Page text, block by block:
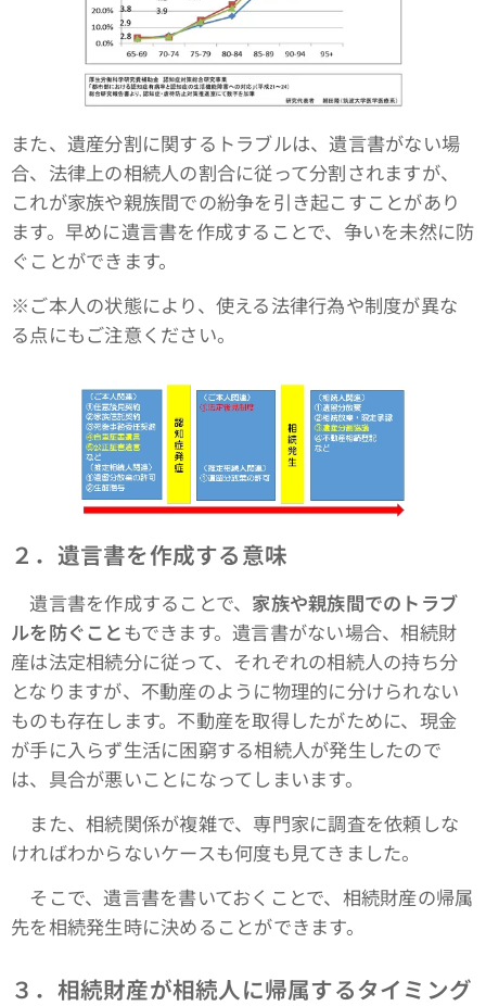
また、遺産分割に関するトラブルは、遺言書がない場
合、法律上の相続人の割合に従って分割されますが、
これが家族や親族間での紛争を引き起こすことがあり
ます。早めに遺言書を作成することで、争いを未然に防
ぐことができます。
※ご本人の状態により、使える法律行為や制度が異な
る点にもご注意ください。
２．遺言書を作成する意味
遺言書を作成することで、 家族や親族間でのトラブ
ルを防ぐこともできます。遺言書がない場合、相続財
産は法定相続分に従って、それぞれの相続人の持ち分
となりますが、不動産のように物理的に分けられない
ものも存在します。不動産を取得したがために、現金
が手に入らず生活に困窮する相続人が発生したので
は、具合が悪いことになってしまいます。
また、相続関係が複雑で、専門家に調査を依頼しな
ければわからないケースも何度も見てきました。
そこで、遺言書を書いておくことで、相続財産の帰属
先を相続発生時に決めることができます。
３．相続財産が相続人に帰属するタイミング